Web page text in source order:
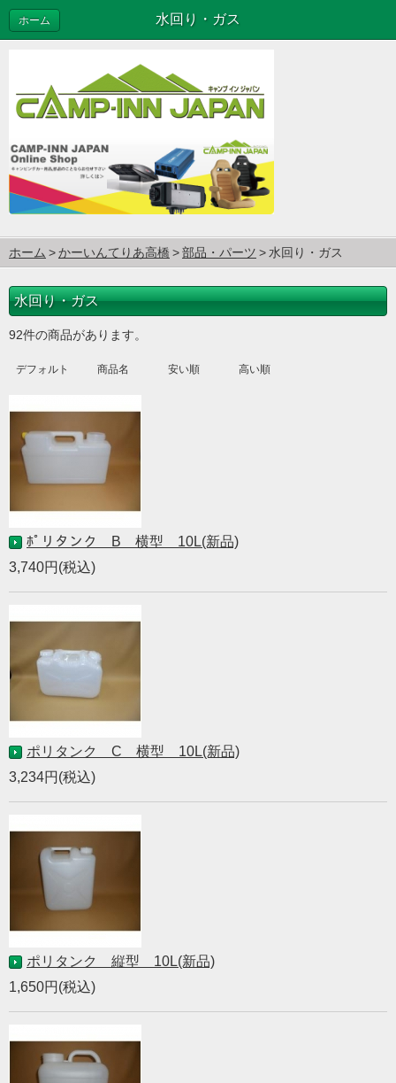
水回り・ガス
ホーム
ホーム かーいんてりあ高橋 部品・パーツ 水回り・ガス
水回り・ガス
92件の商品があります。
デフォルト 商品名 安い順 高い順
ﾎﾟリタンク B 横型 10L(新品)
3,740円(税込)
ポリタンク C 横型 10L(新品)
3,234円(税込)
ポリタンク 縦型 10L(新品)
1,650円(税込)